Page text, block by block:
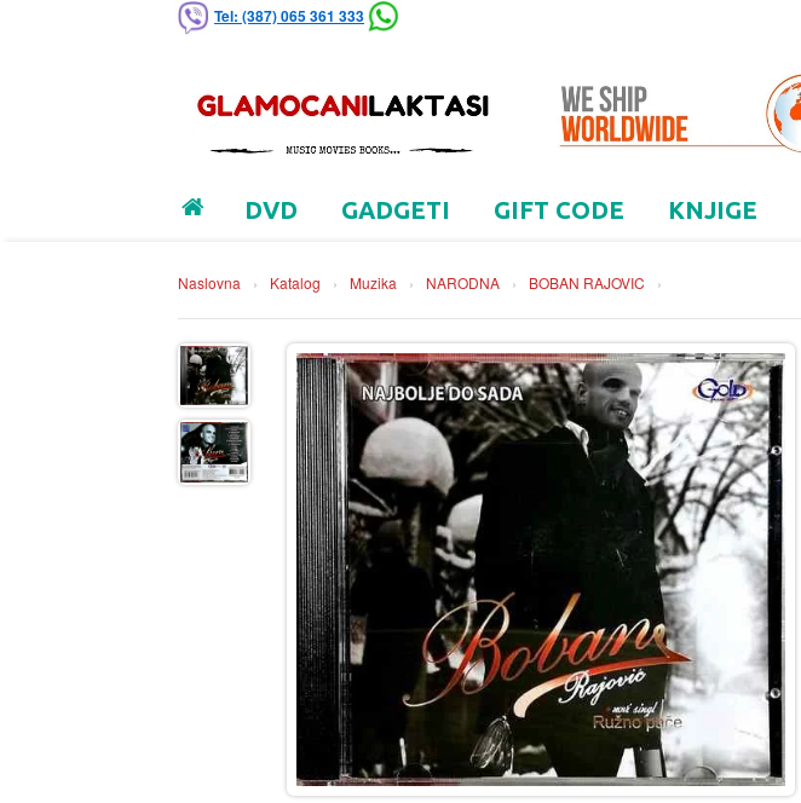
Tel: (387) 065 361 333
DVD GADGETI GIFT CODE KNJIGE
Naslovna › Katalog › Muzika › NARODNA › BOBAN RAJOVIC ›